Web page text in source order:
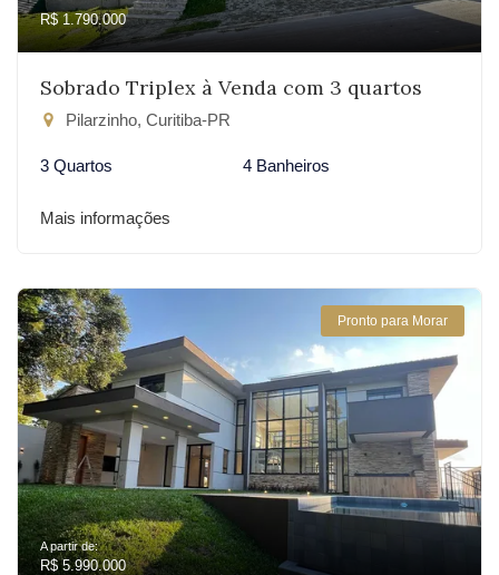
R$ 1.790.000
Sobrado Triplex à Venda com 3 quartos
Pilarzinho, Curitiba-PR
3 Quartos 4 Banheiros
Mais informações
Pronto para Morar
A partir de:
R$ 5.990.000